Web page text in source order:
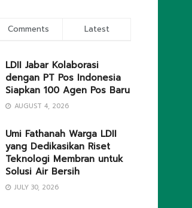
Comments Latest
LDII Jabar Kolaborasi
dengan PT Pos Indonesia
Siapkan 100 Agen Pos Baru
AUGUST 4, 2026
Umi Fathanah Warga LDII
yang Dedikasikan Riset
Teknologi Membran untuk
Solusi Air Bersih
JULY 30, 2026